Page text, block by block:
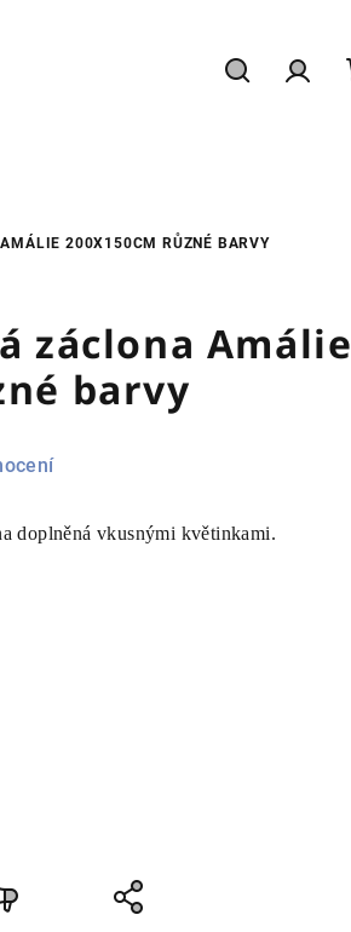
200X150CM RŮZNÉ BARVY
záclona Amálie
barvy
doplněná vkusnými květinkami.